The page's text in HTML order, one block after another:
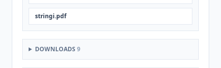
stringi.pdf
DOWNLOADS 9